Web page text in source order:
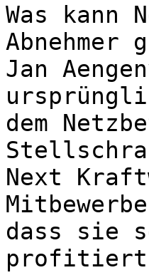
Was kann
Jan
dem
Next
dass sie